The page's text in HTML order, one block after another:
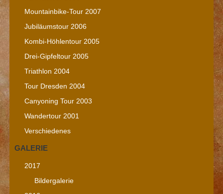
Mountainbike-Tour 2007
Jubiläumstour 2006
Kombi-Höhlentour 2005
Drei-Gipfeltour 2005
Triathlon 2004
Tour Dresden 2004
Canyoning Tour 2003
Wandertour 2001
Verschiedenes
GALERIE
2017
Bildergalerie